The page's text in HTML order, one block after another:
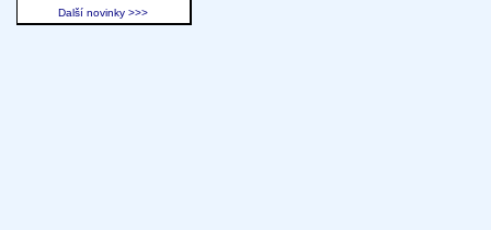
Další novinky >>>